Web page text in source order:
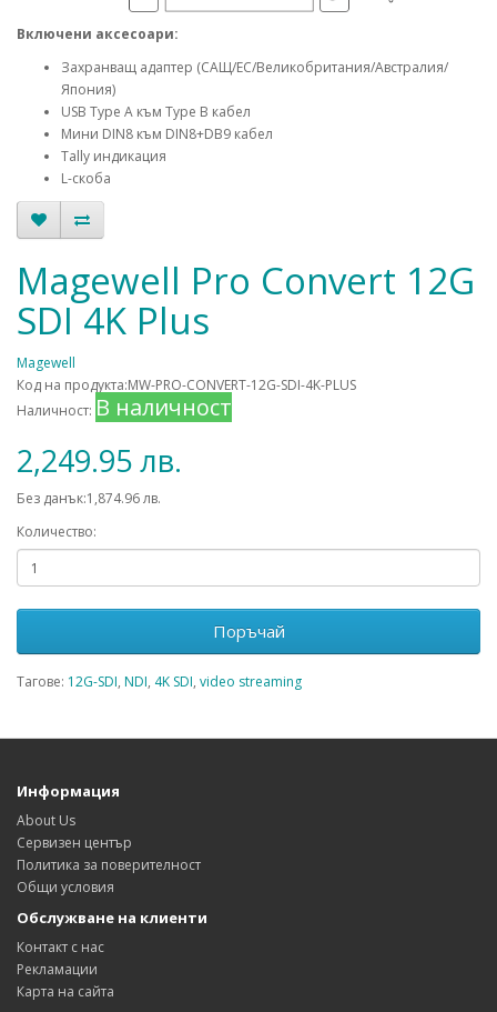
Включени аксесоари:
Захранващ адаптер (САЩ/ЕС/Великобритания/Австралия/
Япония)
USB Type A към Type B кабел
Мини DIN8 към DIN8+DB9 кабел
Tally индикация
L-скоба
Magewell Pro Convert 12G
SDI 4K Plus
Magewell
Код на продукта:MW-PRO-CONVERT-12G-SDI-4K-PLUS
Наличност: В наличност
2,249.95 лв.
Без данък:1,874.96 лв.
Количество:
Поръчай
Тагове: 12G-SDI, NDI, 4K SDI, video streaming
Информация
About Us
Сервизен център
Политика за поверителност
Общи условия
Обслужване на клиенти
Контакт с нас
Рекламации
Карта на сайта